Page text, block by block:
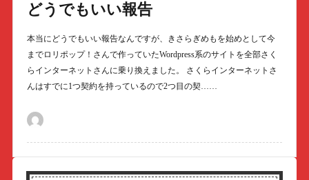
どうでもいい報告
本当にどうでもいい報告なんですが、きさらぎめもを始めとして今
までロリポップ！さんで作っていたWordpress系のサイトを全部さく
らインターネットさんに乗り換えました。 さくらインターネットさ
んはすでに1つ契約を持っているので2つ目の契……